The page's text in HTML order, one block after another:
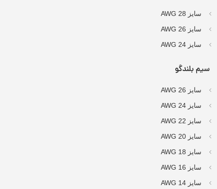
سایز AWG 28
سایز AWG 26
سایز AWG 24
سیم بلندگو
سایز AWG 26
سایز AWG 24
سایز AWG 22
سایز AWG 20
سایز AWG 18
سایز AWG 16
سایز AWG 14